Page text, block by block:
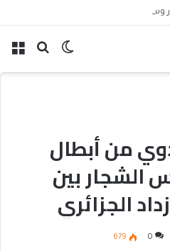
بحث الوضع
من أبطال
الشجار بين
الجزائري
0
679